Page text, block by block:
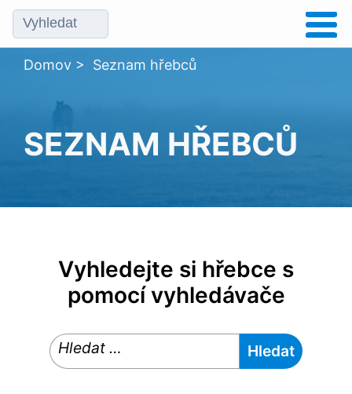
Domov > Seznam hřebců
SEZNAM HŘEBCŮ
Vyhledejte si hřebce s
pomocí vyhledávače